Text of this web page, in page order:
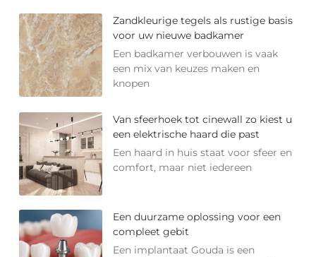
Zandkleurige tegels als rustige basis
voor uw nieuwe badkamer
Een badkamer verbouwen is vaak
een mix van keuzes maken en
knopen
Van sfeerhoek tot cinewall zo kiest u
een elektrische haard die past
Een haard in huis staat voor sfeer en
comfort, maar niet iedereen
Een duurzame oplossing voor een
compleet gebit
Een implantaat Gouda is een